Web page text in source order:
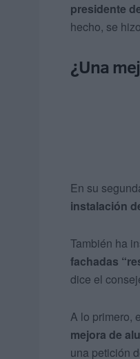
presidente
hecho, se
¿Una
En su
instalación
También ha
fachadas
dice el
A lo primero,
mejora de
una petición